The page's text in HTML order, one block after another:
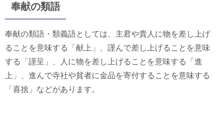
奉献の類語
奉献の類語・類義語としては、主君や貴人に物を差し上げ
ることを意味する「献上」、謹んで差し上げることを意味
する「謹呈」、人に物を差し上げることを意味する「進
上」、進んで寺社や貧者に金品を寄付することを意味する
「喜捨」などがあります。